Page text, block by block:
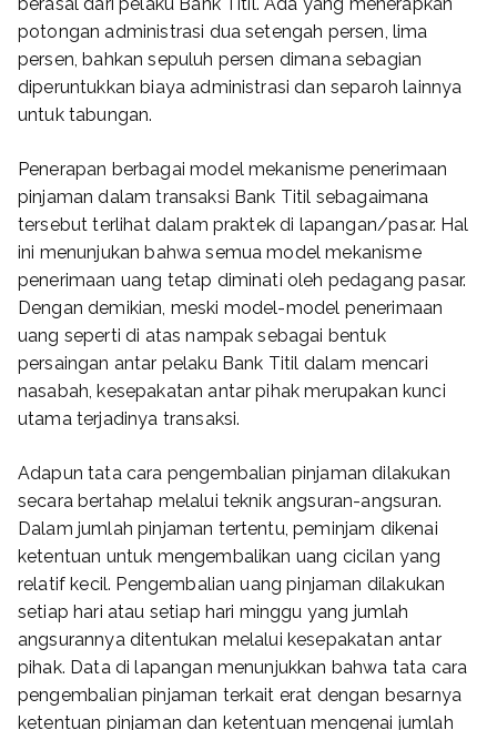
potongan administrasi dua setengah persen, lima
persen, bahkan sepuluh persen dimana sebagian
diperuntukkan biaya administrasi dan separoh lainnya
untuk tabungan.
Penerapan berbagai model mekanisme penerimaan
pinjaman dalam transaksi Bank Titil sebagaimana
tersebut terlihat dalam praktek di lapangan/pasar. Hal
ini menunjukan bahwa semua model mekanisme
penerimaan uang tetap diminati oleh pedagang pasar.
Dengan demikian, meski model-model penerimaan
uang seperti di atas nampak sebagai bentuk
persaingan antar pelaku Bank Titil dalam mencari
nasabah, kesepakatan antar pihak merupakan kunci
utama terjadinya transaksi.
Adapun tata cara pengembalian pinjaman dilakukan
secara bertahap melalui teknik angsuran-angsuran.
Dalam jumlah pinjaman tertentu, peminjam dikenai
ketentuan untuk mengembalikan uang cicilan yang
relatif kecil. Pengembalian uang pinjaman dilakukan
setiap hari atau setiap hari minggu yang jumlah
angsurannya ditentukan melalui kesepakatan antar
pihak. Data di lapangan menunjukkan bahwa tata cara
pengembalian pinjaman terkait erat dengan besarnya
ketentuan pinjaman dan ketentuan mengenai jumlah